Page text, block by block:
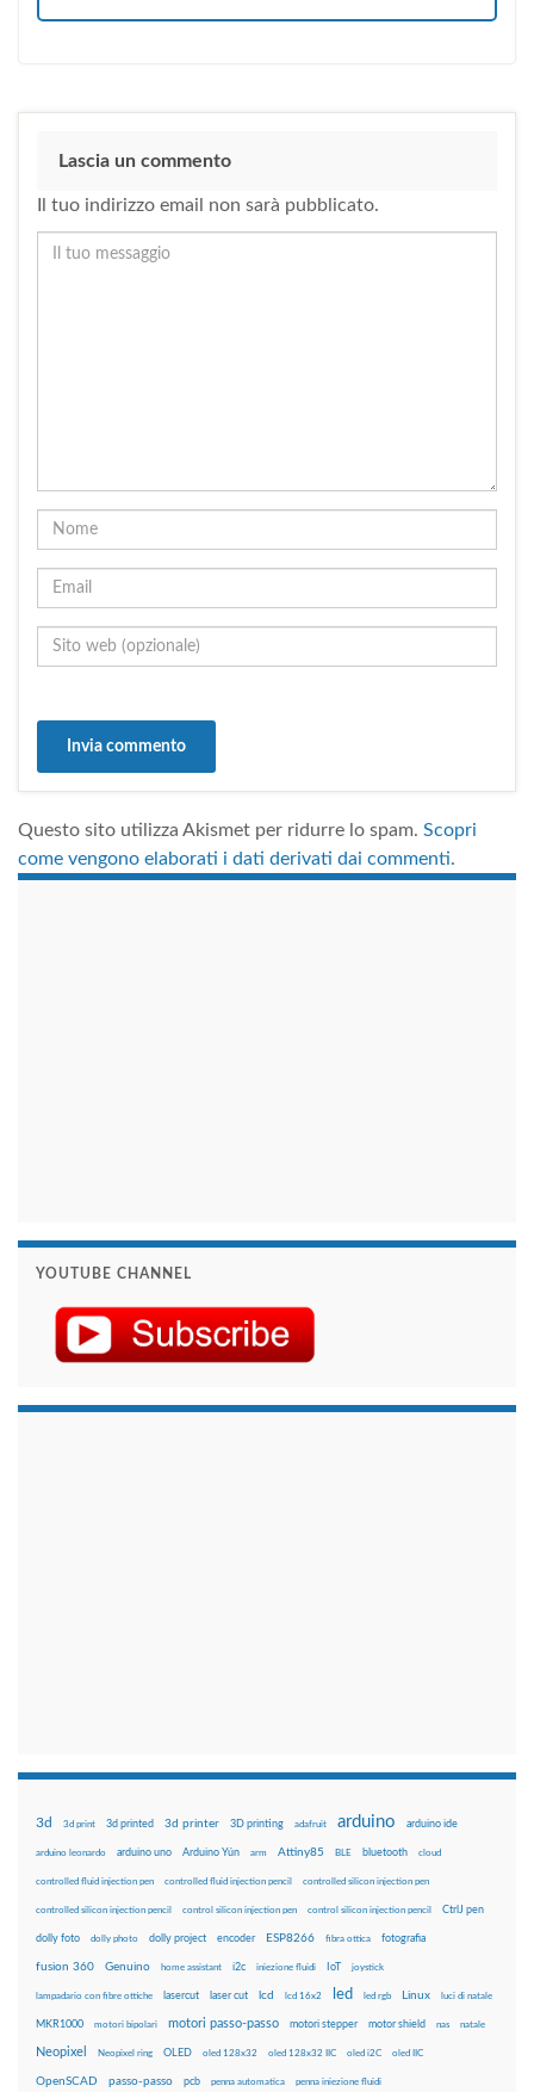
Lascia un commento
Il tuo indirizzo email non sarà pubblicato.
Questo sito utilizza Akismet per ridurre lo spam. Scopri
come vengono elaborati i dati derivati dai commenti.
YOUTUBE CHANNEL
3d 3d print 3d printed 3d printer 3D printing adafruit arduino arduino ide
arduino leonardo arduino uno Arduino Yún arm Attiny85 BLE bluetooth cloud
controlled fluid injection pen controlled fluid injection pencil controlled silicon injection pen
controlled silicon injection pencil control silicon injection pen control silicon injection pencil CtrlJ pen
dolly foto dolly photo dolly project encoder ESP8266 fibra ottica fotografia
fusion 360 Genuino home assistant i2c iniezione fluidi IoT joystick
lampadario con fibre ottiche lasercut laser cut lcd lcd 16x2 led led rgb Linux luci di natale
MKR1000 motori bipolari motori passo-passo motori stepper motor shield nas natale
Neopixel Neopixel ring OLED oled 128x32 oled 128x32 IIC oled i2C oled IIC
OpenSCAD passo-passo pcb penna automatica penna iniezione fluidi